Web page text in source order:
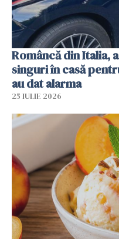
Româncă din Italia,
singuri în casă
au dat alarma
25 IULIE 2026